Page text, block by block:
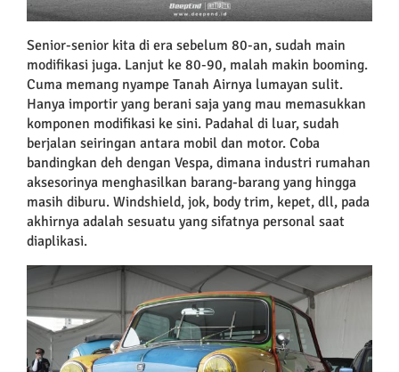
Senior-senior kita di era sebelum 80-an, sudah main
modifikasi juga. Lanjut ke 80-90, malah makin booming.
Cuma memang nyampe Tanah Airnya lumayan sulit.
Hanya importir yang berani saja yang mau memasukkan
komponen modifikasi ke sini. Padahal di luar, sudah
berjalan seiringan antara mobil dan motor. Coba
bandingkan deh dengan Vespa, dimana industri rumahan
aksesorinya menghasilkan barang-barang yang hingga
masih diburu. Windshield, jok, body trim, kepet, dll, pada
akhirnya adalah sesuatu yang sifatnya personal saat
diaplikasi.